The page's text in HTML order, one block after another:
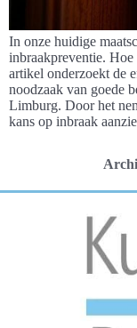
In onze huidige
inbraakpreventie.
artikel onderzoekt de
noodzaak van goede
Limburg. Door het
kans op inbraak